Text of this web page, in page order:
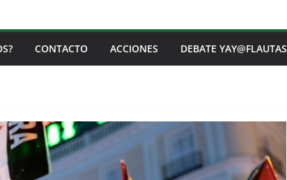
CONTACTO ACCIONES DEBATE YAY@FLAUTAS